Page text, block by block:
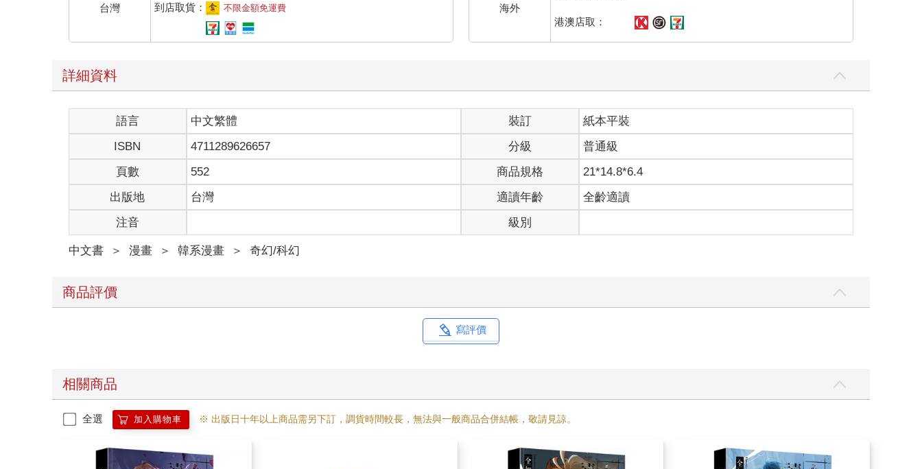
台灣
到店取貨：
不限金額免運費 海外
港澳店取：
詳細資料
語言 中文繁體 裝訂
紙本平裝
ISBN
4711289626657 分級
普通級
頁數
552 商品規格
21*14.8*6.4
出版地
台灣 適讀年齡
全齡適讀
注音
級別
中文書 ＞ 漫畫 ＞ 韓系漫畫 ＞ 奇幻/科幻
商品評價
寫評價
相關商品
全選 加入購物車 ※ 出版日十年以上商品需另下訂，調貨時間較長，無法與一般商品合併結帳，敬請見諒。